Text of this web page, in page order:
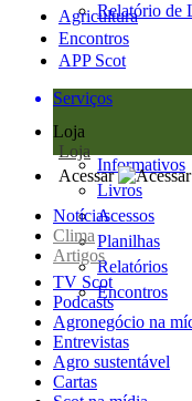
Relatório de
Agricultura
Encontros
APP Scot
Serviços
Loja
Loja
Informativos
Livros
Acessos
Planilhas
Relatórios
Encontros
Acessar
Notícias
Clima
Artigos
TV Scot
Podcasts
Agronegócio na
Entrevistas
Agro sustentável
Cartas